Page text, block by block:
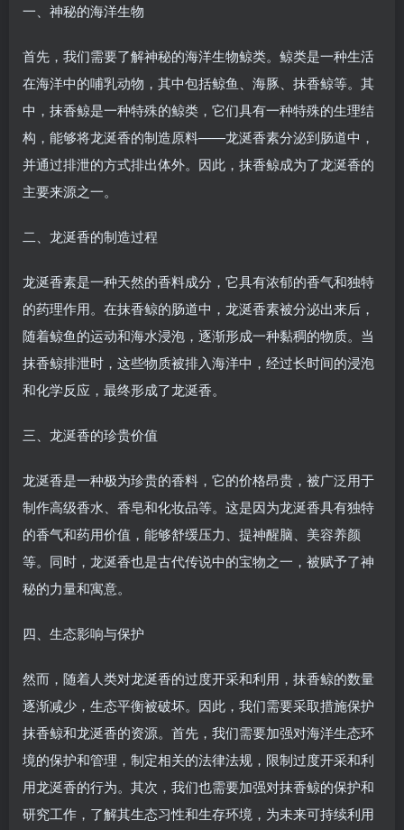
一、神秘的海洋生物
首先，我们需要了解神秘的海洋生物鲸类。鲸类是一种生活
在海洋中的哺乳动物，其中包括鲸鱼、海豚、抹香鲸等。其
中，抹香鲸是一种特殊的鲸类，它们具有一种特殊的生理结
构，能够将龙涎香的制造原料——龙涎香素分泌到肠道中，
并通过排泄的方式排出体外。因此，抹香鲸成为了龙涎香的
主要来源之一。
二、龙涎香的制造过程
龙涎香素是一种天然的香料成分，它具有浓郁的香气和独特
的药理作用。在抹香鲸的肠道中，龙涎香素被分泌出来后，
随着鲸鱼的运动和海水浸泡，逐渐形成一种黏稠的物质。当
抹香鲸排泄时，这些物质被排入海洋中，经过长时间的浸泡
和化学反应，最终形成了龙涎香。
三、龙涎香的珍贵价值
龙涎香是一种极为珍贵的香料，它的价格昂贵，被广泛用于
制作高级香水、香皂和化妆品等。这是因为龙涎香具有独特
的香气和药用价值，能够舒缓压力、提神醒脑、美容养颜
等。同时，龙涎香也是古代传说中的宝物之一，被赋予了神
秘的力量和寓意。
四、生态影响与保护
然而，随着人类对龙涎香的过度开采和利用，抹香鲸的数量
逐渐减少，生态平衡被破坏。因此，我们需要采取措施保护
抹香鲸和龙涎香的资源。首先，我们需要加强对海洋生态环
境的保护和管理，制定相关的法律法规，限制过度开采和利
用龙涎香的行为。其次，我们也需要加强对抹香鲸的保护和
研究工作，了解其生态习性和生存环境，为未来可持续利用